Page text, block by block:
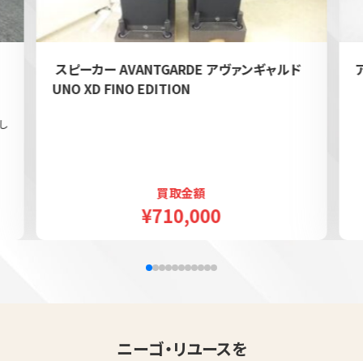
スピーカー AVANTGARDE アヴァンギャルド
UNO XD FINO EDITION
買取金額
¥710,000
ニーゴ・リユースを